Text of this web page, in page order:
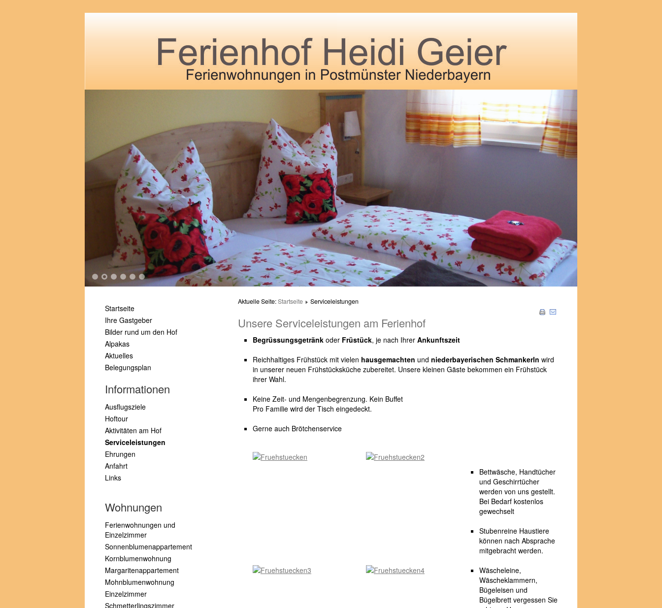
1 2 3 4 5 6
Startseite
Ihre Gastgeber
Bilder rund um den Hof
Alpakas
Aktuelles
Belegungsplan
Informationen
Ausflugsziele
Hoftour
Aktivitäten am Hof
Serviceleistungen
Ehrungen
Anfahrt
Links
Wohnungen
Ferienwohnungen und
Einzelzimmer
Sonnenblumenappartement
Kornblumenwohnung
Margaritenappartement
Mohnblumenwohnung
Einzelzimmer
Schmetterlingszimmer
Aktuelle Seite:Startseite Serviceleistungen
Unsere Serviceleistungen am Ferienhof
Begrüssungsgetränk oder Früstück, je nach Ihrer Ankunftszeit
Reichhaltiges Frühstück mit vielen hausgemachten und niederbayerischen Schmankerln wird
in unserer neuen Frühstücksküche zubereitet. Unsere kleinen Gäste bekommen ein Frühstück
ihrer Wahl.
Keine Zeit- und Mengenbegrenzung. Kein Buffet
Pro Familie wird der Tisch eingedeckt.
Gerne auch Brötchenservice
Bettwäsche, Handtücher
und Geschirrtücher
werden von uns gestellt.
Bei Bedarf kostenlos
gewechselt
Stubenreine Haustiere
können nach Absprache
mitgebracht werden.
Wäscheleine,
Wäscheklammern,
Bügeleisen und
Bügelbrett vergessen Sie